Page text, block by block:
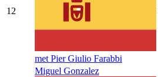
12
met Pier Giulio Farabbi
Miguel Gonzalez